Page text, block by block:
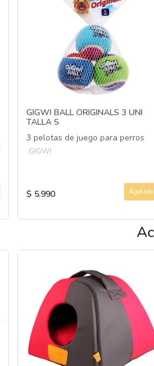
GIGWI BALL ORIGINALS 3 UNI
TALLA S
3 pelotas de juego para perros
GIGWI
$ 5.990 Agotado